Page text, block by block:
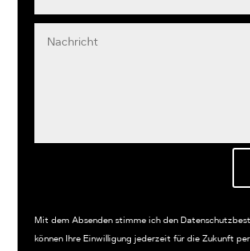
Mit dem Absenden stimme ich den
können Ihre Einwilligung jederzeit für die Zukunft